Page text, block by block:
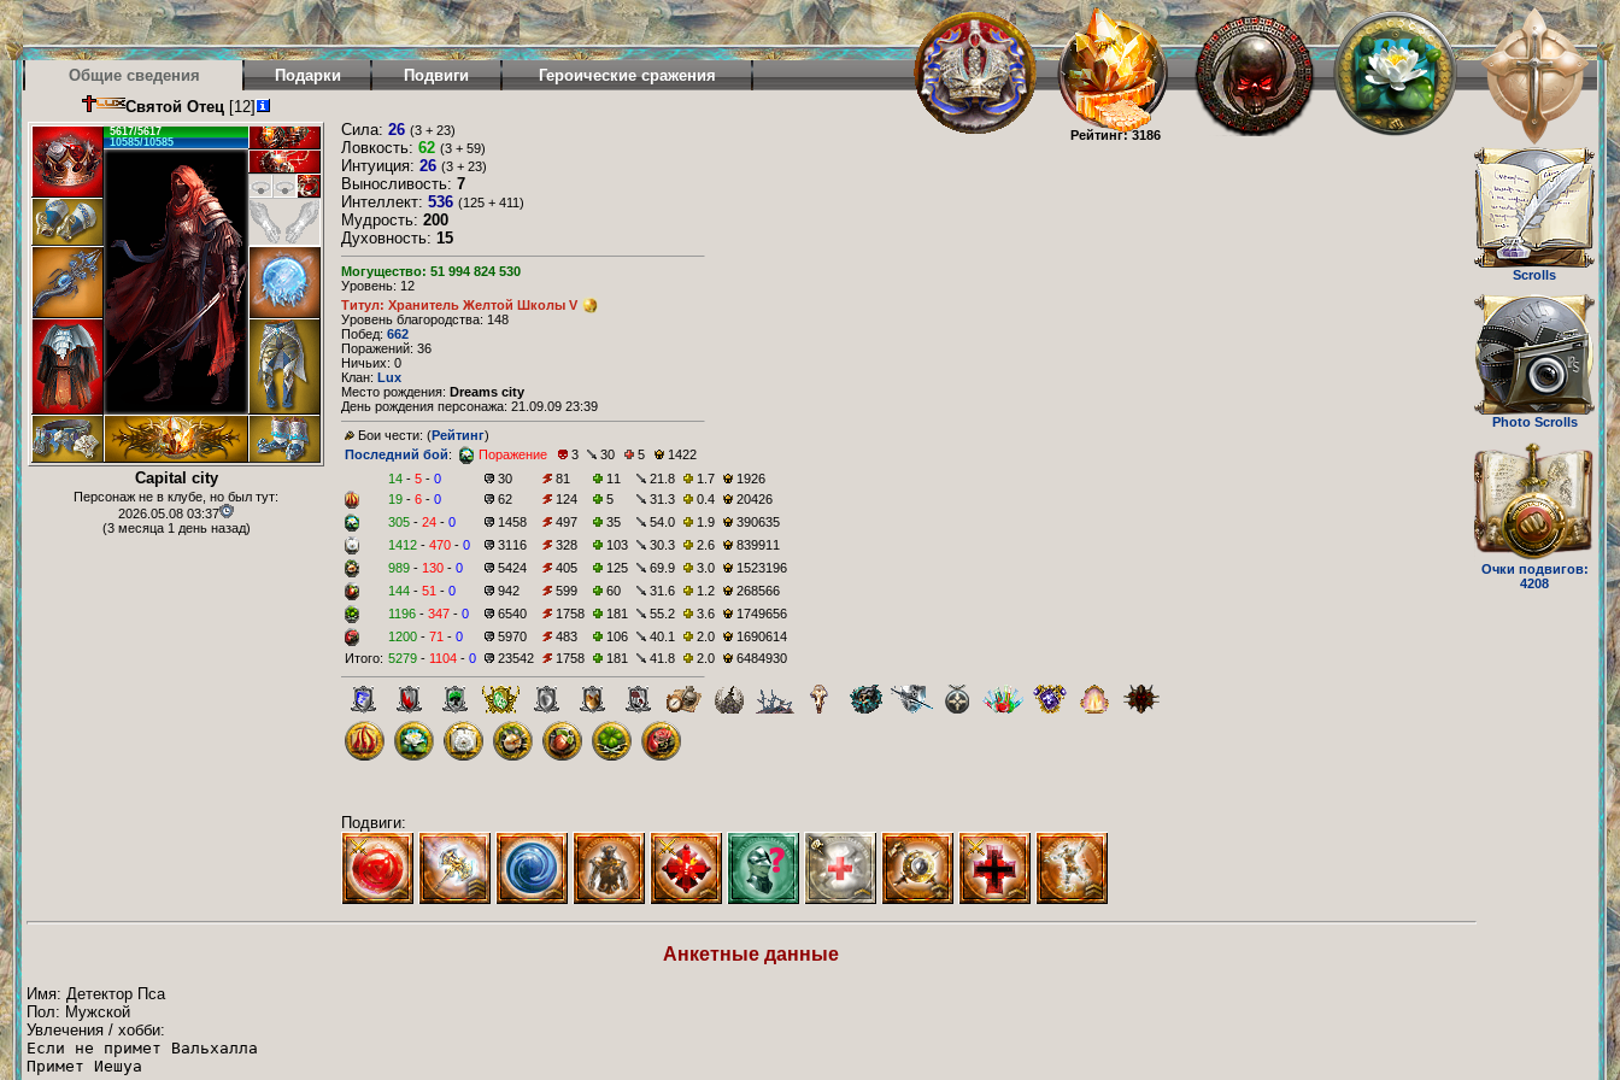
Рейтинг: 3186
Scrolls
Photo Scrolls
Очки подвигов:
4208
Общие сведения Подарки Подвиги
Героические сражения
Святой Отец [12]
5617/5617
10585/10585
Capital city
Персонаж не в клубе, но был тут:
2026.05.08 03:37
(3 месяца 1 день назад)
Сила: 26 (3 + 23)
Ловкость: 62 (3 + 59)
Интуиция: 26 (3 + 23)
Выносливость: 7
Интеллект: 536 (125 + 411)
Мудрость: 200
Духовность: 15
Могущество: 51 994 824 530
Уровень: 12
Титул: Хранитель Желтой Школы V
Уровень благородства: 148
Побед: 662
Поражений: 36
Ничьих: 0
Клан: Lux
Место рождения: Dreams city
День рождения персонажа: 21.09.09 23:39
Бои чести: (Рейтинг)
Последний бой: Поражение 3 30 5
1422
14 - 5 - 0 30 81 11 21.8 1.7
1926
19 - 6 - 0 62 124 5 31.3 0.4
20426
305 - 24 - 0 1458 497 35 54.0 1.9
390635
1412 - 470 - 0 3116 328 103 30.3 2.6
839911
989 - 130 - 0 5424 405 125 69.9 3.0
1523196
144 - 51 - 0 942 599 60 31.6 1.2
268566
1196 - 347 - 0 6540 1758 181 55.2 3.6
1749656
1200 - 71 - 0 5970 483 106 40.1 2.0
1690614
Итого: 5279 - 1104 - 0 23542 1758 181 41.8 2.0 6484930
Подвиги:
Анкетные данные
Имя: Детектор Пса
Пол: Мужской
Увлечения / хобби:
Если не примет Вальхалла
Примет Иешуа